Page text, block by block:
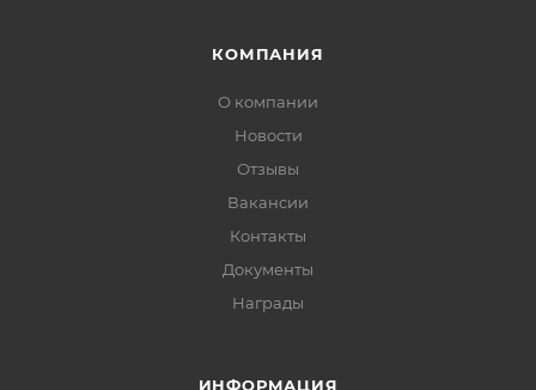
КОМПАНИЯ
О компании
Новости
Отзывы
Вакансии
Контакты
Документы
Награды
ИНФОРМАЦИЯ